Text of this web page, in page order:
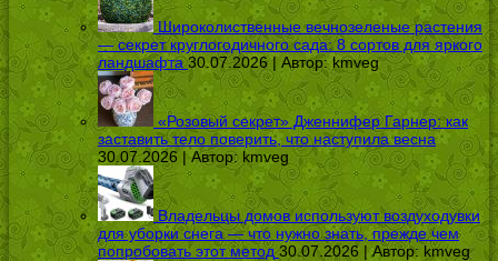
Широколиственные вечнозеленые растения
— секрет круглогодичного сада: 8 сортов для яркого
ландшафта 30.07.2026 | Автор:kmveg
«Розовый секрет» Дженнифер Гарнер: как
заставить тело поверить, что наступила весна
30.07.2026 | Автор: kmveg
Владельцы домов используют воздуходувки
для уборки снега — что нужно знать, прежде чем
попробовать этот метод 30.07.2026 | Автор: kmveg